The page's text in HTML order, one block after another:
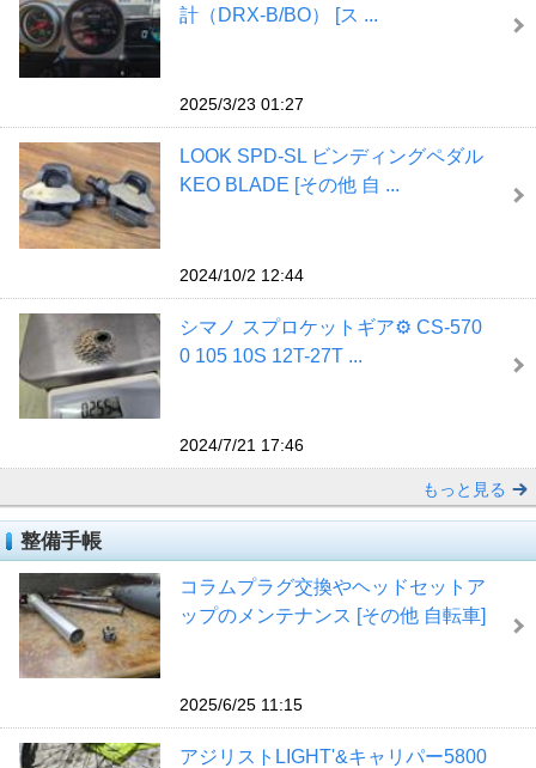
計（DRX-B/BO） [ス ...
2025/3/23 01:27
LOOK SPD-SL ビンディングペダル
KEO BLADE [その他 自 ...
2024/10/2 12:44
シマノ スプロケットギア⚙ CS-570
0 105 10S 12T-27T ...
2024/7/21 17:46
もっと見る
整備手帳
コラムプラグ交換やヘッドセットア
ップのメンテナンス [その他 自転車]
2025/6/25 11:15
アジリストLIGHT'&キャリパー5800